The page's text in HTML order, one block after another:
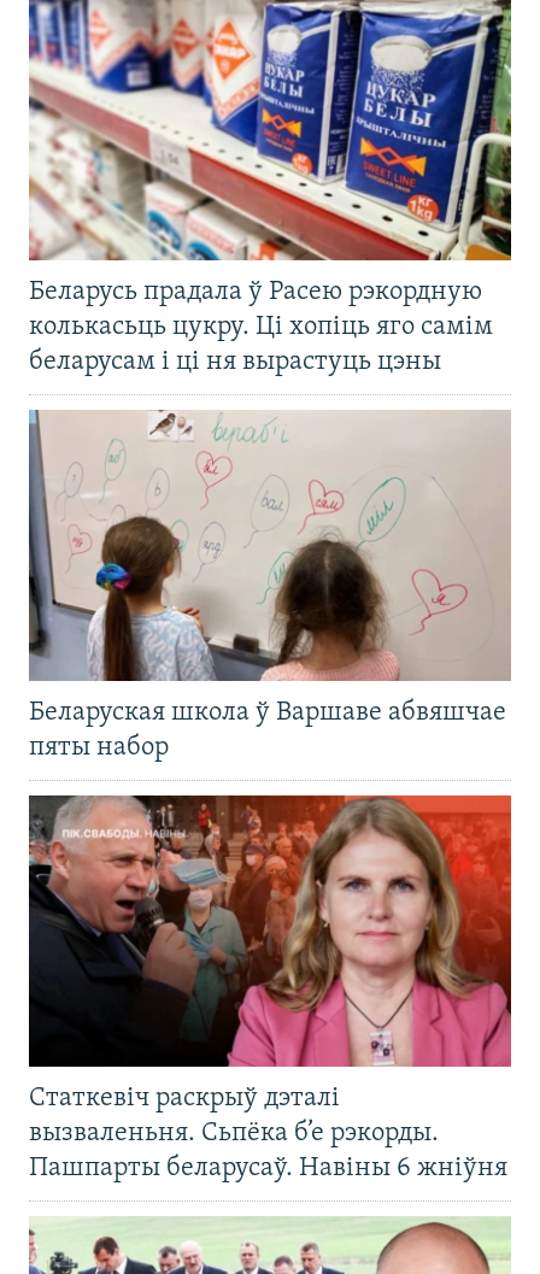
Беларусь прадала ў Расею рэкордную
колькасьць цукру. Ці хопіць яго самім
беларусам і ці ня вырастуць цэны
Беларуская школа ў Варшаве абвяшчае
пяты набор
Статкевіч раскрыў дэталі
вызваленьня. Сьпёка б’е рэкорды.
Пашпарты беларусаў. Навіны 6 жніўня